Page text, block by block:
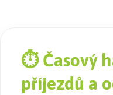
⏱️ Časový
příjezdů a